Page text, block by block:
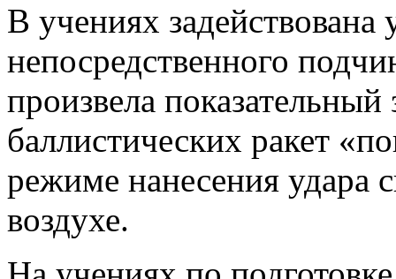
В учениях задействована
непосредственного
произвела показательный
баллистических ракет
режиме нанесения удара
воздухе.